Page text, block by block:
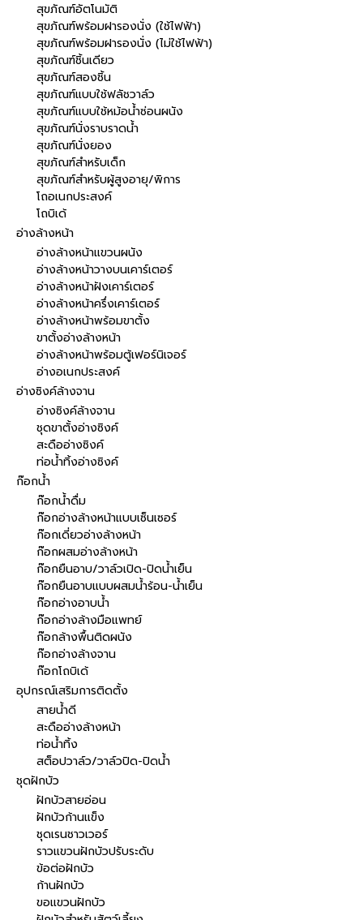
สุขภัณฑ์อัตโนมัติ
สุขภัณฑ์พร้อมฝารองนั่ง (ใช้ไฟฟ้า)
สุขภัณฑ์พร้อมฝารองนั่ง (ไม่ใช้ไฟฟ้า)
สุขภัณฑ์ชิ้นเดียว
สุขภัณฑ์สองชิ้น
สุขภัณฑ์แบบใช้ฟลัชวาล์ว
สุขภัณฑ์แบบใช้หม้อน้ำซ่อนผนัง
สุขภัณฑ์นั่งราบราดน้ำ
สุขภัณฑ์นั่งยอง
สุขภัณฑ์สำหรับเด็ก
สุขภัณฑ์สำหรับผู้สูงอายุ/พิการ
โถอเนกประสงค์
โถบิเด้
อ่างล้างหน้า
อ่างล้างหน้าแขวนผนัง
อ่างล้างหน้าวางบนเคาร์เตอร์
อ่างล้างหน้าฝังเคาร์เตอร์
อ่างล้างหน้าครึ่งเคาร์เตอร์
อ่างล้างหน้าพร้อมขาตั้ง
ขาตั้งอ่างล้างหน้า
อ่างล้างหน้าพร้อมตู้เฟอร์นิเจอร์
อ่างอเนกประสงค์
อ่างซิงค์ล้างจาน
อ่างซิงค์ล้างจาน
ชุดขาตั้งอ่างซิงค์
สะดืออ่างซิงค์
ท่อน้ำทิ้งอ่างซิงค์
ก๊อกน้ำ
ก๊อกน้ำดื่ม
ก๊อกอ่างล้างหน้าแบบเซ็นเซอร์
ก๊อกเดี่ยวอ่างล้างหน้า
ก๊อกผสมอ่างล้างหน้า
ก๊อกยืนอาบ/วาล์วเปิด-ปิดน้ำเย็น
ก๊อกยืนอาบแบบผสมน้ำร้อน-น้ำเย็น
ก๊อกอ่างอาบน้ำ
ก๊อกอ่างล้างมือแพทย์
ก๊อกล้างพื้นติดผนัง
ก๊อกอ่างล้างจาน
ก๊อกโถบิเด้
อุปกรณ์เสริมการติดตั้ง
สายน้ำดี
สะดืออ่างล้างหน้า
ท่อน้ำทิ้ง
สต็อปวาล์ว/วาล์วปิด-ปิดน้ำ
ชุดฝักบัว
ฝักบัวสายอ่อน
ฝักบัวก้านแข็ง
ชุดเรนชาวเวอร์
ราวแขวนฝักบัวปรับระดับ
ข้อต่อฝักบัว
ก้านฝักบัว
ขอแขวนฝักบัว